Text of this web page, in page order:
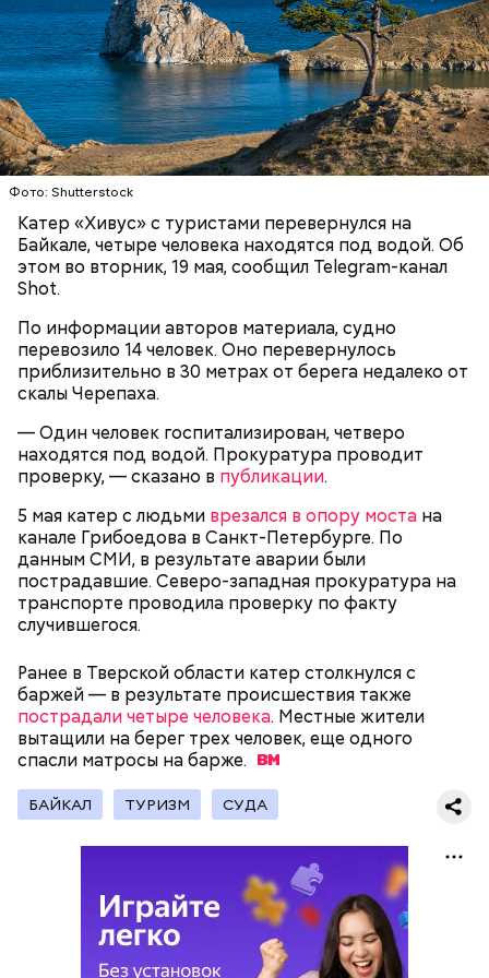
Фото: Shutterstock
Катер «Хивус» с туристами перевернулся на
Байкале, четыре человека находятся под водой. Об
этом во вторник, 19 мая, сообщил Telegram-канал
Shot.
По информации авторов материала, судно
перевозило 14 человек. Оно перевернулось
приблизительно в 30 метрах от берега недалеко от
скалы Черепаха.
— Один человек госпитализирован, четверо
находятся под водой. Прокуратура проводит
проверку, — сказано в публикации.
5 мая катер с людьми врезался в опору моста на
канале Грибоедова в Санкт-Петербурге. По
данным СМИ, в результате аварии были
пострадавшие. Северо-западная прокуратура на
транспорте проводила проверку по факту
случившегося.
Ранее в Тверской области катер столкнулся с
баржей — в результате происшествия также
пострадали четыре человека. Местные жители
вытащили на берег трех человек, еще одного
спасли матросы набарже.
БАЙКАЛ ТУРИЗМ СУДА
— Гасанов, являясь индивидуальным
предпринимателем, осуществлял
предпринимательскую деятельность в области
продажи и размещения рекламы в социальных
сетях. С целью сокрытия своих доходов часть
покупателей различных мотивационных курсов и
прогнозов ставок на спорт Гасанов получал на
свои личные лицевые счета как физического лица, а
также на подконтрольные родственникам лицевые
счета, — пояснили в
московской прокуратуре
Родственники обналичивали деньги и возвращали
их Гасанову. А чтобы пользоваться деньгами и не
вызвать подозрений у налоговой, Гасанов либо
распределял их между еще несколькими счетами,
либопокупал на них квартиры.
Блогеру грозило до семи лет лишения свободы.
Первой жертвой Миссюры была его девушка.
Именно на ней молодой человек впервые испытал
химикаты, купленные в интернет-магазине. 13
Следующим подопытным стал друг детства
Миссюры Константин. 3 февраля того же года,
когда молодые люди ехали вместе в машине,
подозреваемый угостил приятеля морсом с
этиленгликолем. Через два дня Константин умер в
больнице.
— Мы съездили за витаминами, вернулись обратно,
поднялись домой. У него ухудшилось самочувствие
через сутки... Его увезли в больницу,
реанимировали, и там он скончался, — рассказывал
Миссюра на допросе.
Video